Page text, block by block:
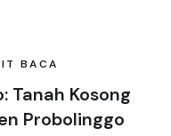
BACA
Tanah Kosong
Probolinggo